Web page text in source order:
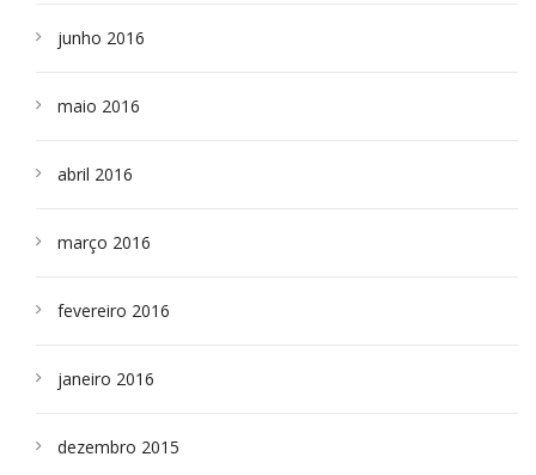
junho 2016
maio 2016
abril 2016
março 2016
fevereiro 2016
janeiro 2016
dezembro 2015